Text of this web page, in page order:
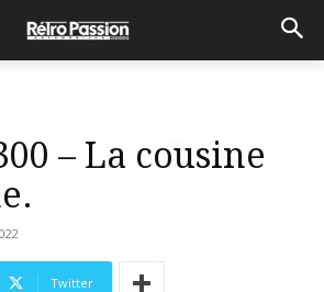
– La cousine
Twitter